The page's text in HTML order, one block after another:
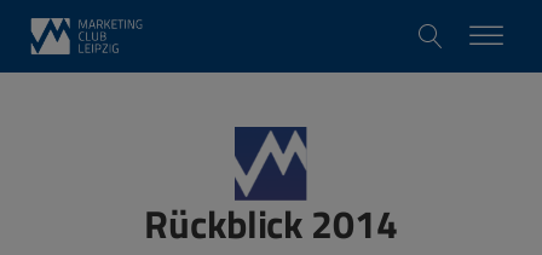
Rückblick 2014